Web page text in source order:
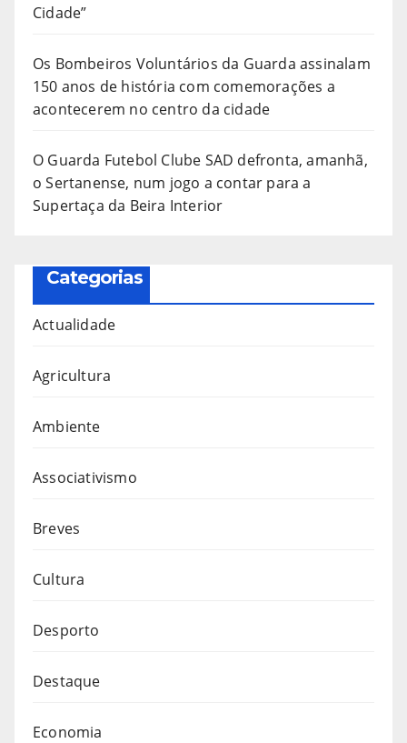
Cidade”
Os Bombeiros Voluntários da Guarda assinalam
150 anos de história com comemorações a
acontecerem no centro da cidade
O Guarda Futebol Clube SAD defronta, amanhã,
o Sertanense, num jogo a contar para a
Supertaça da Beira Interior
Categorias
Actualidade
Agricultura
Ambiente
Associativismo
Breves
Cultura
Desporto
Destaque
Economia